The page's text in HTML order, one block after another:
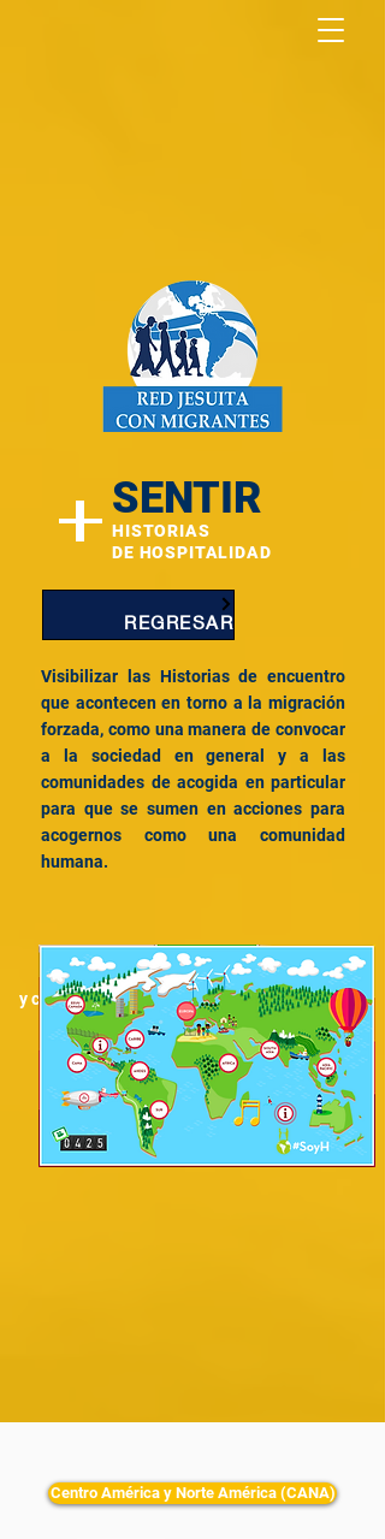
+ SENTIR
HISTORIAS
DE HOSPITALIDAD
REGRESAR
Visibilizar las Historias de encuentro
que acontecenen torno a la migración
forzada, como una manera de convocar
a la sociedad en general y a las
comunidades de acogida en particular
para que se sumen en acciones para
acogernos como una comunidad
humana.
Aquí puede conocer Historias de
Hospitalidad de todo el mundo
y contar las que usted está construyendo.
Centro América y Norte América (CANA)